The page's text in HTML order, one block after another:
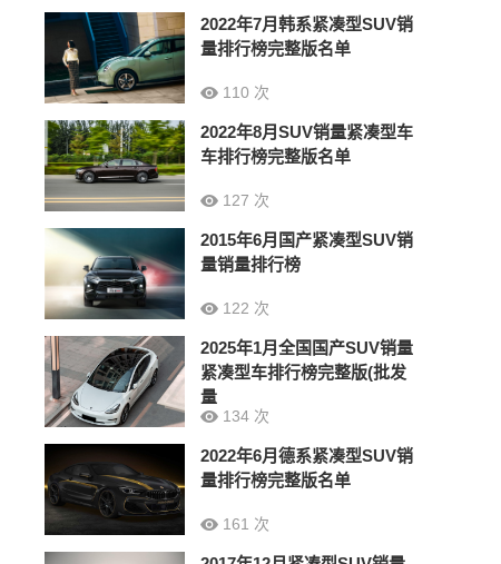
2022年7月韩系紧凑型SUV销
量排行榜完整版名单
110 次
2022年8月SUV销量紧凑型车
车排行榜完整版名单
127 次
2015年6月国产紧凑型SUV销
量销量排行榜
122 次
2025年1月全国国产SUV销量
紧凑型车排行榜完整版(批发
量
134 次
2022年6月德系紧凑型SUV销
量排行榜完整版名单
161 次